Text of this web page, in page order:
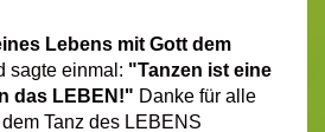
Lebens mit Gott dem
sagte einmal: "Tanzen ist eine
das LEBEN!" Danke für alle
Tanz des LEBENS